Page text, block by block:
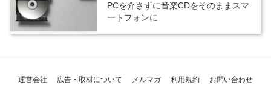
PCを介さずに音楽CDをそのままスマ
ートフォンに
運営会社 広告・取材について メルマガ 利用規約 お問い合わせ